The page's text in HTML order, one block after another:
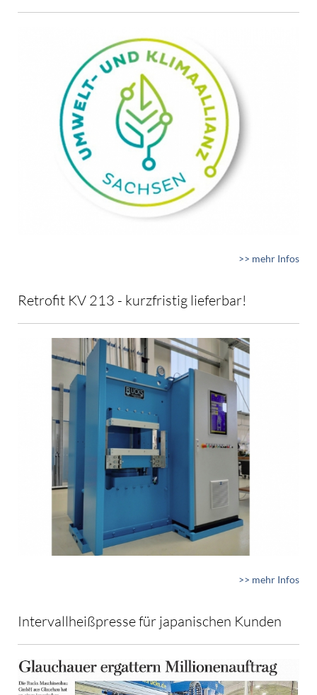
>> mehr Infos
Retrofit KV 213 - kurzfristig lieferbar!
>> mehr Infos
Intervallheißpresse für japanischen Kunden